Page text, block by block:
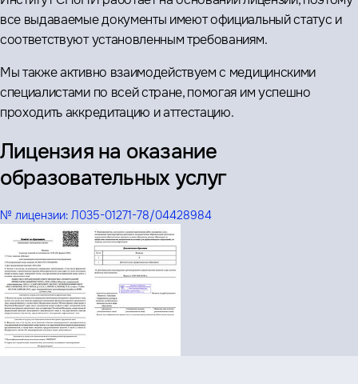
все выдаваемые документы имеют официальный статус и
соответствуют установленным требованиям.
Мы также активно взаимодействуем с медицинскими
специалистами по всей стране, помогая им успешно
проходить аккредитацию и аттестацию.
Лицензия на оказание
образовательных услуг
№ лицензии: Л035-01271-78/04428984